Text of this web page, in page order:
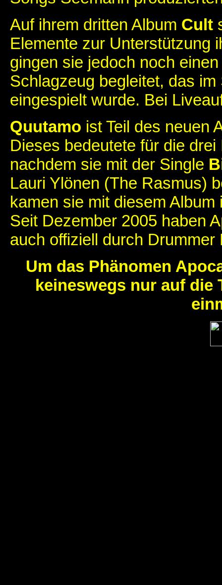
Auf ihrem dritten Album Cult
Elemente zur Unterstützung
gingen sie jedoch noch
Schlagzeug begleitet, das
eingespielt wurde. Bei
Quutamo ist Teil des neuen
Dieses bedeutete für die
nachdem sie mit der Single
Lauri Ylönen (The Rasmus)
kamen sie mit diesem
Seit Dezember 2005 haben
auch offiziell durch
Um das Phänomen
keineswegs nur auf die